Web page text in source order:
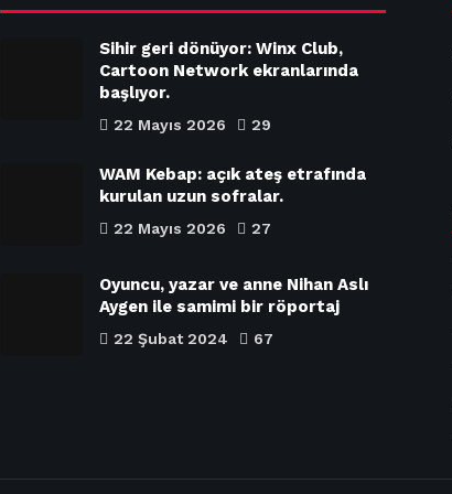
Sihir geri dönüyor: Winx Club,
Cartoon Network ekranlarında
başlıyor.
22 Mayıs 2026 29
WAM Kebap: açık ateş etrafında
kurulan uzun sofralar.
22 Mayıs 2026 27
Oyuncu, yazar ve anne Nihan Aslı
Aygen ile samimi bir röportaj
22 Şubat 2024 67